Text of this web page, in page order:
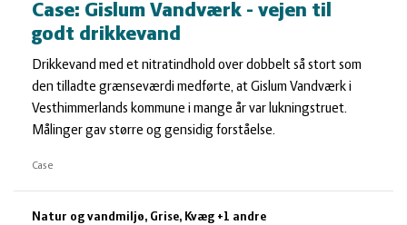
Case: Gislum Vandværk - vejen til
godt drikkevand
Drikkevand med et nitratindhold over dobbelt så stort som
den tilladte grænseværdi medførte, at Gislum Vandværk i
Vesthimmerlands kommune i mange år var lukningstruet.
Målinger gav større og gensidig forståelse.
Case
Natur og vandmiljø, Grise, Kvæg +1 andre